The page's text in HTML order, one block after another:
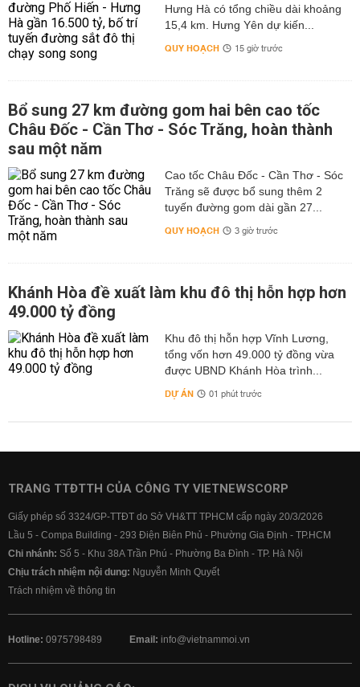
Hưng Hà có tổng chiều dài khoảng
15,4 km. Hưng Yên dự kiến...
QUY HOẠCH 15 giờ trước
Bổ sung 27 km đường gom hai bên cao tốc
Châu Đốc - Cần Thơ - Sóc Trăng, hoàn thành
sau một năm
Cao tốc Châu Đốc - Cần Thơ - Sóc
Trăng sẽ được bổ sung thêm 2
tuyến đường gom dài gần 27...
QUY HOẠCH 3 giờ trước
Khánh Hòa đề xuất làm khu đô thị hỗn hợp hơn
49.000 tỷ đồng
Khu đô thị hỗn hợp Vĩnh Lương,
tổng vốn hơn 49.000 tỷ đồng vừa
được UBND Khánh Hòa trình...
DỰ ÁN 01 phút trước
TRANG TTĐTTH CỦA CÔNG TY VIETNEWSCORP
Giấy phép số 3324/GP-TTĐT do Sở VH&TT TPHCM cấp ngày 20/3/2026
Lầu 5 - Compa Building - 293 Điện Biên Phủ - Phường Gia Định - TP.HCM
Chi nhánh: Số 5 - Khu 38A Trần Phú - Phường Ba Đình - TP. Hà Nội
Chịu trách nhiệm nội dung: Nguyễn Minh Quyết
Trách nhiệm về thông tin
Hotline: 0975798489 Email: info@vietnammoi.vn